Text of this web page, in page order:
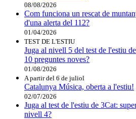
08/08/2026
Com funciona un rescat de
d'una alerta del 112?
01/04/2026
TEST DE L'ESTIU
Juga al nivell 5 del test de l'estiu
10 preguntes noves?
01/08/2026
A partir del 6 de juliol
Catalunya Música, oberta a l'estiu!
02/07/2026
Juga al test de l'estiu de 3Cat:
nivell 4?